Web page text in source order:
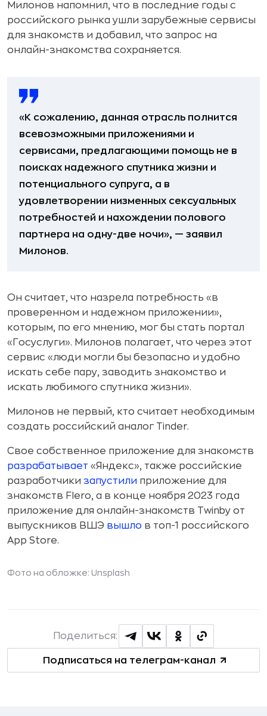
Милонов напомнил, что в последние годы с
российского рынка ушли зарубежные сервисы
для знакомств и добавил, что запрос на
онлайн-знакомства сохраняется.
«К сожалению, данная отрасль полнится
всевозможными приложениями и
сервисами, предлагающими помощь не в
поисках надежного спутника жизни и
потенциального супруга, а в
удовлетворении низменных сексуальных
потребностей и нахождении полового
партнера на одну-две ночи», — заявил
Милонов.
Он считает, что назрела потребность «в
проверенном и надежном приложении»,
которым, по его мнению, мог бы стать портал
«Госуслуги». Милонов полагает, что через этот
сервис «люди могли бы безопасно и удобно
искать себе пару, заводить знакомство и
искать любимого спутника жизни».
Милонов не первый, кто считает необходимым
создать российский аналог Tinder.
Свое собственное приложение для знакомств
разрабатывает «Яндекс», также российские
разработчики запустили приложение для
знакомств Flero, а в конце ноября 2023 года
приложение для онлайн-знакомств Twinby от
выпускников ВШЭ вышло в топ-1 российского
App Store.
Фото на обложке: Unsplash
Подписаться на телеграм-канал
Поделиться: